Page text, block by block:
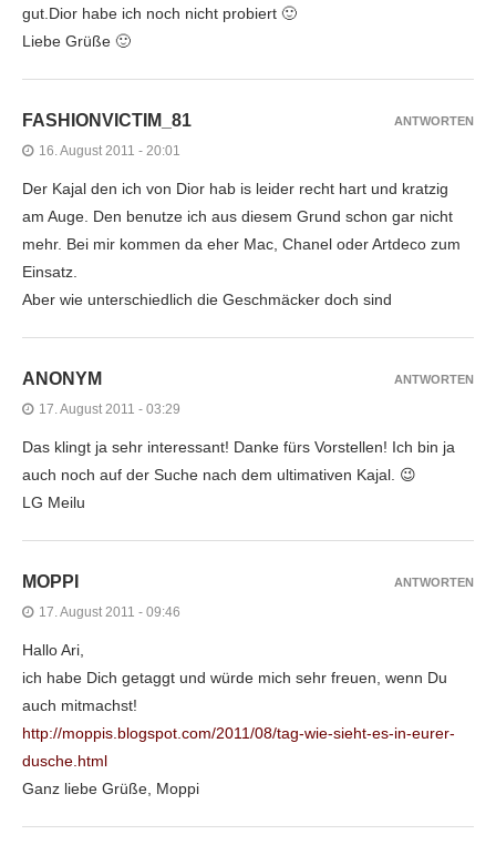
gut.Dior habe ich noch nicht probiert 🙂
Liebe Grüße 🙂
FASHIONVICTIM_81
16. August 2011 - 20:01
Der Kajal den ich von Dior hab is leider recht hart und kratzig
am Auge. Den benutze ich aus diesem Grund schon gar nicht
mehr. Bei mir kommen da eher Mac, Chanel oder Artdeco zum
Einsatz.
Aber wie unterschiedlich die Geschmäcker doch sind
ANTWORTEN
ANONYM
17. August 2011 - 03:29
Das klingt ja sehr interessant! Danke fürs Vorstellen! Ich bin ja
auch noch auf der Suche nach dem ultimativen Kajal. 😉
LG Meilu
ANTWORTEN
MOPPI
17. August 2011 - 09:46
Hallo Ari,
ich habe Dich getaggt und würde mich sehr freuen, wenn Du
auch mitmachst!
http://moppis.blogspot.com/2011/08/tag-wie-sieht-es-in-eurer-
dusche.html
Ganz liebe Grüße, Moppi
ANTWORTEN